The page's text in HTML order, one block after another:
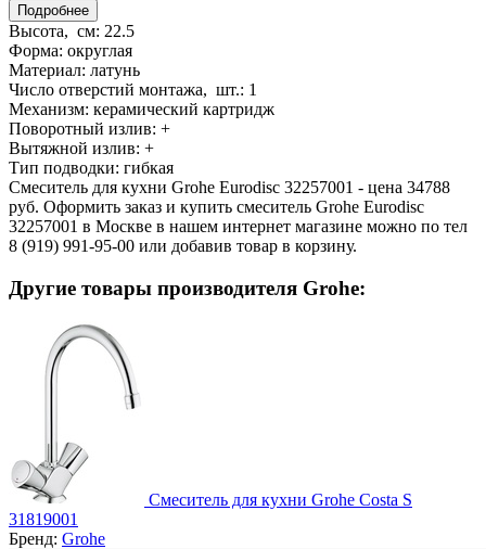
Подробнее
Высота, см: 22.5
Форма: округлая
Материал: латунь
Число отверстий монтажа, шт.: 1
Механизм: керамический картридж
Поворотный излив: +
Вытяжной излив: +
Тип подводки: гибкая
Смеситель для кухни Grohe Eurodisc 32257001 - цена 34788
руб. Оформить заказ и купить смеситель Grohe Eurodisc
32257001 в Москве в нашем интернет магазине можно по тел
8 (919) 991-95-00 или добавив товар в корзину.
Другие товары производителя Grohe:
Смеситель для кухни Grohe Costa S
31819001
Бренд: Grohe